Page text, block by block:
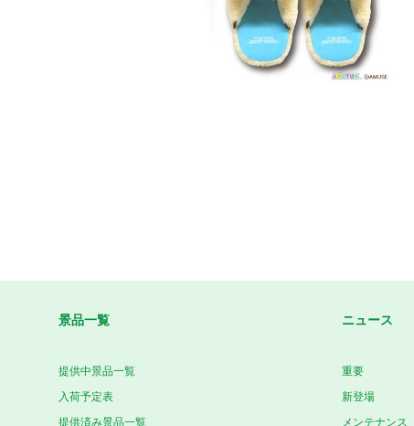
景品一覧
提供中景品一覧
入荷予定表
提供済み景品一覧
ニュース
重要
新登場
メンテナンス